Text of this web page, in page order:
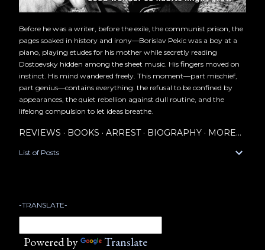
Before he was a writer, before the exile, the communist prison, the
pages soaked in history and irony—Borislav Pekic was a boy at a
piano, playing etudes for his mother while secretly reading
Dostoevsky hidden among the sheet music. His fingers moved on
instinct. His mind wandered freely. This moment—part mischief,
part genius—contains everything: the refusal to be confined by
appearances, the quiet rebellion against dull routine, and the
lifelong compulsion to let ideas breathe.
REVIEWS BOOKS ARREST BIOGRAPHY MORE…
List of Posts
-TRANSLATE-
Powered by Translate